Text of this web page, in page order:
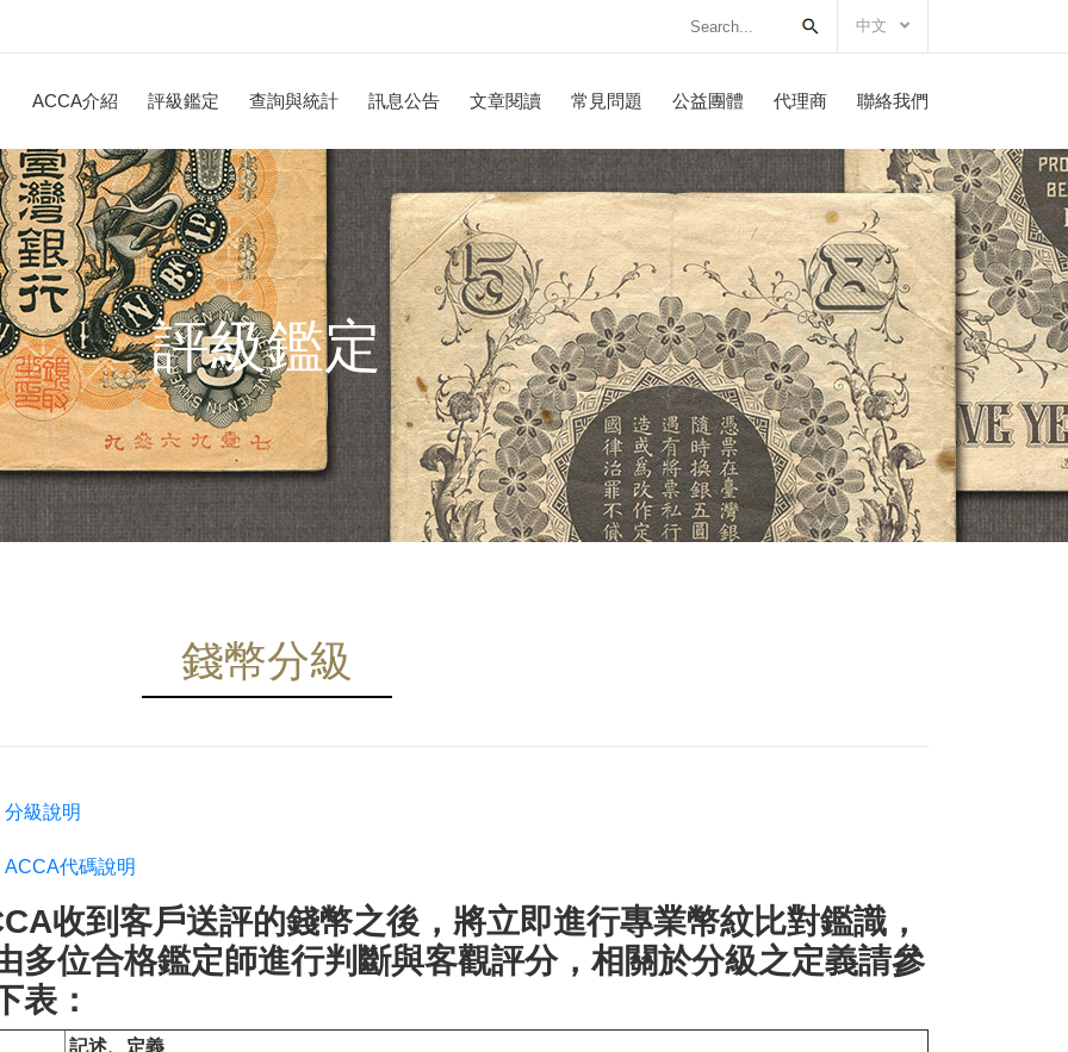
中文
ACCA介紹 評級鑑定 查詢與統計 訊息公告 文章閱讀 常見問題 公益團體 代理商 聯絡我們
評級鑑定
錢幣分級
分級說明
ACCA代碼說明
收到客戶送評的錢幣之後，將立即進行專業幣紋比對鑑識，
多位合格鑑定師進行判斷與客觀評分，相關於分級之定義請參
表：
記述、定義